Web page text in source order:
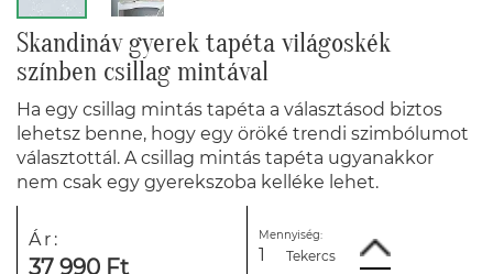
Skandináv gyerek tapéta világoskék
színben csillag mintával
Ha egy csillag mintás tapéta a választásod biztos
lehetsz benne, hogy egy öröké trendi szimbólumot
választottál. A csillag mintás tapéta ugyanakkor
nem csak egy gyerekszoba kelléke lehet.
Ár:
37 990 Ft
Mennyiség:
Tekercs